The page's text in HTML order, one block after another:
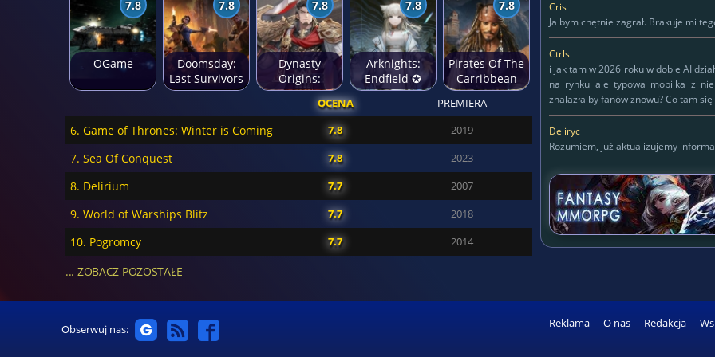
7.8
OGame
7.8
Doomsday:
Last Survivors
7.8
Dynasty
Origins:
Pioneer
7.8
Arknights:
Endfield ✪
Anime świat
7.8
Pirates Of The
Carribbean
OCENA PREMIERA
6. Game of Thrones: Winter is Coming 7.8 2019
7. Sea Of Conquest 7.8 2023
8. Delirium 7.7 2007
9. World of Warships Blitz 7.7 2018
10. Pogromcy 7.7 2014
... ZOBACZ POZOSTAŁE
Cris
Ja bym chętnie zagrał. Brakuje mi
Ctrls
i jak tam w 2026 roku w dobie AI
na rynku ale typowa mobilka z
znalazła by fanów znowu? Co tam
Deliryc
Deliryc
KAPITAN
125
427
Rozumiem, już aktualizujemy
Obserwuj nas: Reklama O nas Redakcja